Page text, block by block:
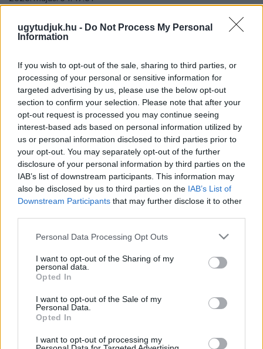
ugytudjuk.hu - Do Not Process My Personal
Information
If you wish to opt-out of the sale, sharing to third parties, or
processing of your personal or sensitive information for
targeted advertising by us, please use the below opt-out
section to confirm your selection. Please note that after your
opt-out request is processed you may continue seeing
interest-based ads based on personal information utilized by
us or personal information disclosed to third parties prior to
your opt-out. You may separately opt-out of the further
disclosure of your personal information by third parties on the
IAB’s list of downstream participants. This information may
also be disclosed by us to third parties on the IAB’s List of
Downstream Participants that may further disclose it to other
Please note that this website/app uses one or more Google
not limited to your visit or usage behaviour. You may click to
grant or deny consent to Google and its third-party tags to
use your data for below specified purposes in below Google
consent section.
Personal Data Processing Opt Outs
I want to opt-out of the Sharing of my
personal data.
Opted In
I want to opt-out of the Sale of my
Personal Data.
Opted In
I want to opt-out of processing my
A SZÁJ-, ÉS KÖRÖMFÁJÁS JÁRVÁNY MIATT
AUSZTRIA LEZÁRJA A KISEBB A
2025. Április. 03. 14:11
Mutatjuk a részleteket!
AZ OSZTRÁK SZABADSÁGPÁRT
FŐTITKÁRÁVAL FOTÓZKODOTT HENDE CSABA
2025. február. 22. 10:34
Ausztriai külképviseletei munkára cseréli a képviselőséget
OSZTRÁK BEFEKTETŐKKEL IS SZÍNESÍTENÉK
GYŐR GAZDASÁGÁT
2025. február. 06. 13:21
A Pintér Bence polgármester úgy látja, hogy az önkormányzati
bérlakások ügyében sokat tudna tanulni a város a bécsi és más
AZ ÖBB AZT JAVASOLJA, HOGY NE UTAZZUNK
VONATTAL AUSZTRIÁBA A VÁRHATÓ HEVES
ESŐZÉSEK MIATT
Az osztrák vasúttársaság a nemzetközi utasok számára az
utazáshoz rugalmas jegyhasználatot biztosít.
VISSZATEKERTÉK AZ IDŐ KEREKÉT: AZ
OSZTRÁK KANCELLÁR KÉPVISELTE